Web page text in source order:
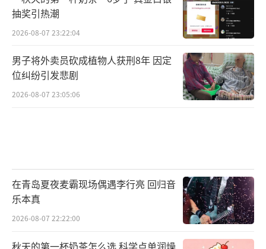
抽奖引热潮
2026-08-07 23:22:04
男子将外卖员砍成植物人获刑8年 因定
位纠纷引发悲剧
2026-08-07 23:05:06
在青岛夏夜麦霸现场偶遇李行亮 回归音
乐本真
2026-08-07 22:22:00
秋天的第一杯奶茶怎么选 科学点单润燥